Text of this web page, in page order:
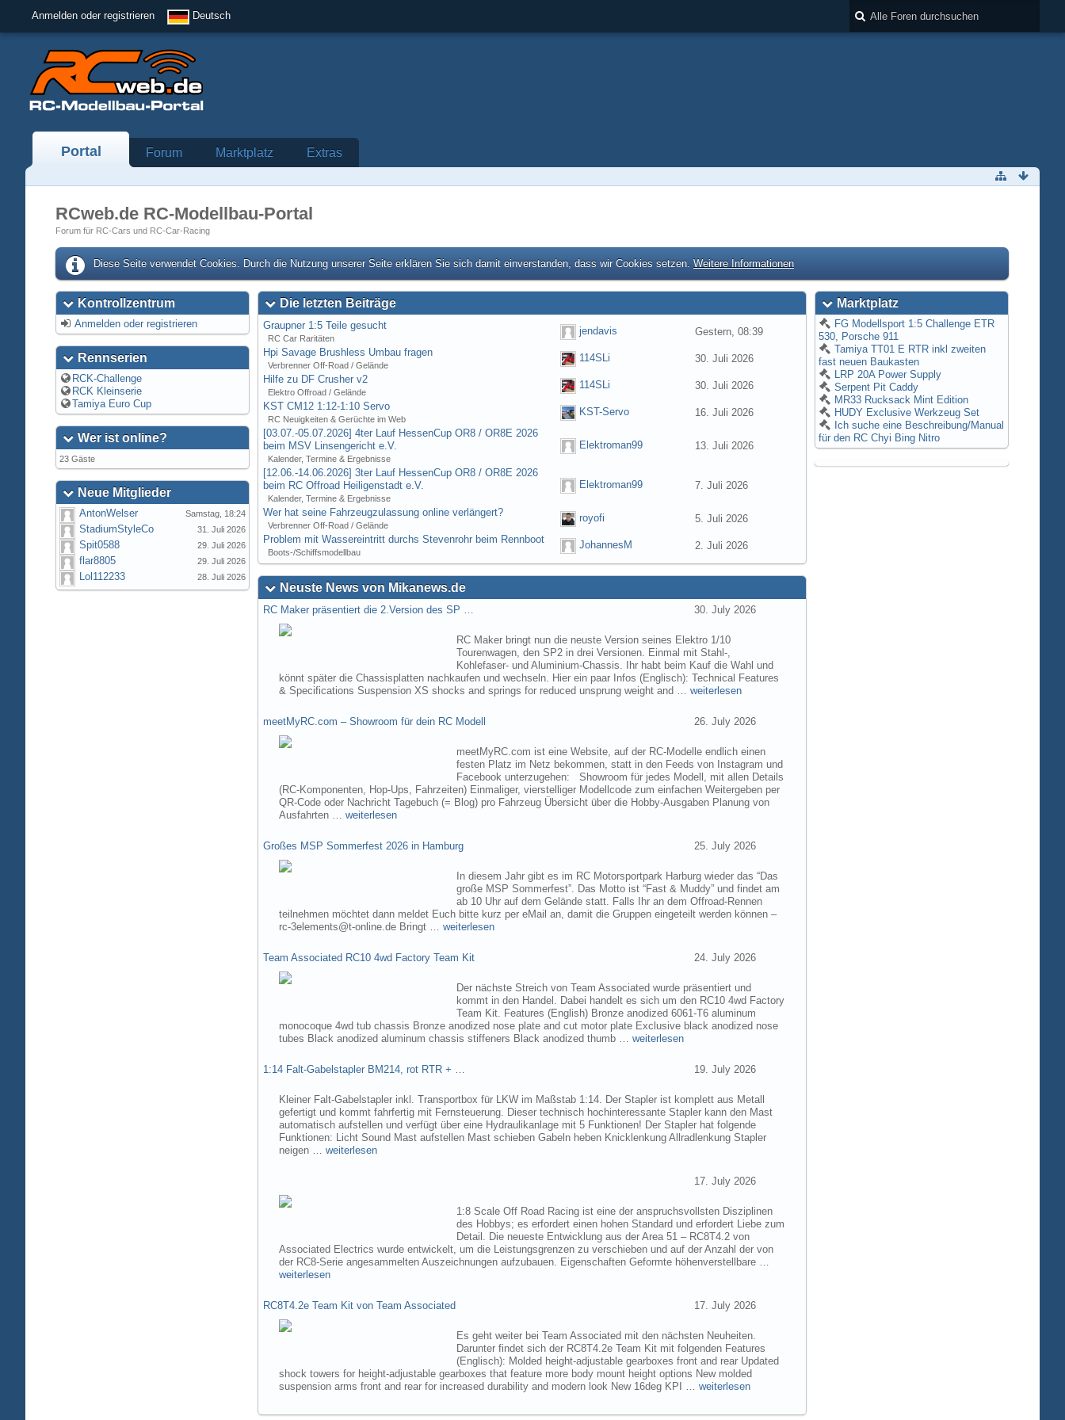
Anmelden oder registrieren Deutsch
Portal Forum Marktplatz Extras
RCweb.de RC-Modellbau-Portal
Forum für RC-Cars und RC-Car-Racing
Diese Seite verwendet Cookies. Durch die Nutzung unserer Seite erklären Sie sich damit einverstanden, dass wir Cookies setzen. Weitere Informationen
Kontrollzentrum
Anmelden oder registrieren
Rennserien
RCK-Challenge
RCK Kleinserie
Tamiya Euro Cup
Wer ist online?
23 Gäste
Neue Mitglieder
AntonWelser Samstag, 18:24
StadiumStyleCo 31. Juli 2026
Spit0588 29. Juli 2026
flar8805 29. Juli 2026
Lol112233 28. Juli 2026
Die letzten Beiträge
Graupner 1:5 Teile gesucht
RC Car Raritäten
jendavis
Gestern, 08:39
Hpi Savage Brushless Umbau fragen
Verbrenner Off-Road / Gelände
114SLi
30. Juli 2026
Hilfe zu DF Crusher v2
Elektro Offroad / Gelände
114SLi
30. Juli 2026
KST CM12 1:12-1:10 Servo
RC Neuigkeiten & Gerüchte im Web
KST-Servo
16. Juli 2026
[03.07.-05.07.2026] 4ter Lauf HessenCup OR8 / OR8E 2026
beim MSV Linsengericht e.V.
Kalender, Termine & Ergebnisse
Elektroman99 13. Juli 2026
[12.06.-14.06.2026] 3ter Lauf HessenCup OR8 / OR8E 2026
beim RC Offroad Heiligenstadt e.V.
Kalender, Termine & Ergebnisse
Elektroman99 7. Juli 2026
Wer hat seine Fahrzeugzulassung online verlängert?
Verbrenner Off-Road / Gelände
royofi
5. Juli 2026
Problem mit Wassereintritt durchs Stevenrohr beim Rennboot
Boots-/Schiffsmodellbau
JohannesM 2. Juli 2026
Neuste News von Mikanews.de
RC Maker präsentiert die 2.Version des SP … 30. July 2026
RC Maker bringt nun die neuste Version seines Elektro 1/10
Tourenwagen, den SP2 in drei Versionen. Einmal mit Stahl-,
Kohlefaser- und Aluminium-Chassis. Ihr habt beim Kauf die Wahl und
könnt später die Chassisplatten nachkaufen und wechseln. Hier ein paar Infos (Englisch): Technical Features
& Specifications Suspension XS shocks and springs for reduced unsprung weight and …weiterlesen
meetMyRC.com – Showroom für dein RC Modell 26. July 2026
meetMyRC.com ist eine Website, auf der RC-Modelle endlich einen
festen Platz im Netz bekommen, statt in den Feeds von Instagram und
Facebook unterzugehen: Showroom für jedes Modell, mit allen Details
(RC-Komponenten, Hop-Ups, Fahrzeiten) Einmaliger, vierstelliger Modellcode zum einfachen Weitergeben per
QR-Code oder Nachricht Tagebuch (= Blog) pro Fahrzeug Übersicht über die Hobby-Ausgaben Planung von
Ausfahrten …weiterlesen
Großes MSP Sommerfest 2026 in Hamburg 25. July 2026
In diesem Jahr gibt es im RC Motorsportpark Harburg wieder das “Das
große MSP Sommerfest”. Das Motto ist “Fast & Muddy” und findet am
ab 10 Uhr auf dem Gelände statt. Falls Ihr an dem Offroad-Rennen
teilnehmen möchtet dann meldet Euch bitte kurz per eMail an, damit die Gruppen eingeteilt werden können –
rc-3elements@t-online.de Bringt …weiterlesen
Team Associated RC10 4wd Factory Team Kit 24. July 2026
Der nächste Streich von Team Associated wurde präsentiert und
kommt in den Handel. Dabei handelt es sich um den RC10 4wd Factory
Team Kit. Features (English) Bronze anodized 6061-T6 aluminum
monocoque 4wd tub chassis Bronze anodized nose plate and cut motor plate Exclusive black anodized nose
tubes Black anodized aluminum chassis stiffeners Black anodized thumb …weiterlesen
1:14 Falt-Gabelstapler BM214, rot RTR + … 19. July 2026
Kleiner Falt-Gabelstapler inkl. Transportbox für LKW im Maßstab 1:14. Der Stapler ist komplett aus Metall
gefertigt und kommt fahrfertig mit Fernsteuerung. Dieser technisch hochinteressante Stapler kann den Mast
automatisch aufstellen und verfügt über eine Hydraulikanlage mit 5 Funktionen! Der Stapler hat folgende
Funktionen: Licht Sound Mast aufstellen Mast schieben Gabeln heben Knicklenkung Allradlenkung Stapler
neigen …weiterlesen
17. July 2026
1:8 Scale Off Road Racing ist eine der anspruchsvollsten Disziplinen
des Hobbys; es erfordert einen hohen Standard und erfordert Liebe zum
Detail. Die neueste Entwicklung aus der Area 51 – RC8T4.2 von
Associated Electrics wurde entwickelt, um die Leistungsgrenzen zu verschieben und auf der Anzahl der von
der RC8-Serie angesammelten Auszeichnungen aufzubauen. Eigenschaften Geformte höhenverstellbare …
weiterlesen
RC8T4.2e Team Kit von Team Associated 17. July 2026
Es geht weiter bei Team Associated mit den nächsten Neuheiten.
Darunter findet sich der RC8T4.2e Team Kit mit folgenden Features
(Englisch): Molded height-adjustable gearboxes front and rear Updated
shock towers for height-adjustable gearboxes that feature more body mount height options New molded
suspension arms front and rear for increased durability and modern look New 16deg KPI …weiterlesen
Marktplatz
FG Modellsport 1:5 Challenge ETR
530, Porsche 911
Tamiya TT01 E RTR inkl zweiten
fast neuen Baukasten
LRP 20A Power Supply
Serpent Pit Caddy
MR33 Rucksack Mint Edition
HUDY Exclusive Werkzeug Set
Ich suche eine Beschreibung/Manual
für den RC Chyi Bing Nitro